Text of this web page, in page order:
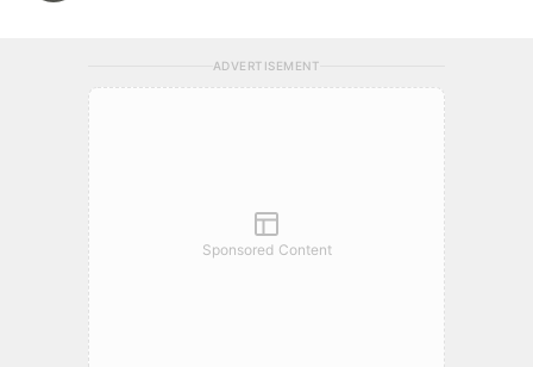
ADVERTISEMENT
Sponsored Content